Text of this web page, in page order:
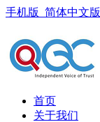
手机版 简体中文版
首页
关于我们